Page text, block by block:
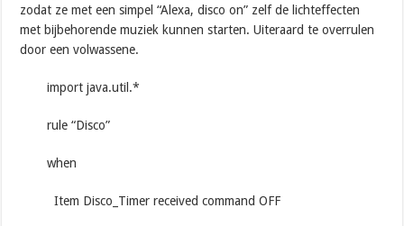
zodat ze met een simpel “Alexa, disco on” zelf de lichteffecten
met bijbehorende muziek kunnen starten. Uiteraard te overrulen
door een volwassene.
import java.util.*
rule “Disco”
when
Item Disco_Timer received command OFF